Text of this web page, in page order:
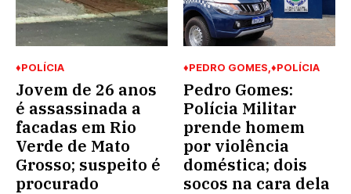
♦POLÍCIA
Jovem de 26 anos
é assassinada a
facadas em Rio
Verde de Mato
Grosso; suspeito é
procurado
♦PEDRO GOMES ♦POLÍCIA
Pedro Gomes:
Polícia Militar
prende homem
por violência
doméstica; dois
socos na cara dela